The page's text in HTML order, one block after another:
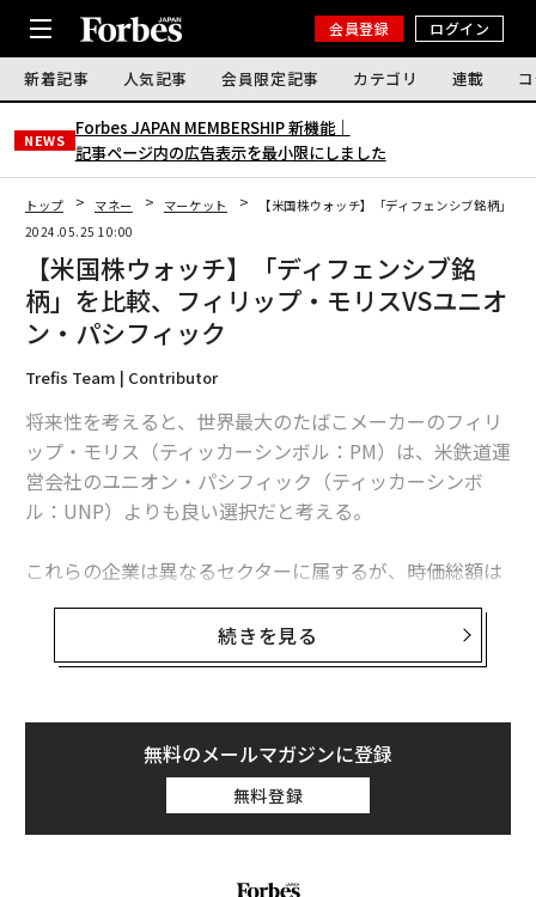
会員登録 ログイン
新着記事 人気記事 会員限定記事 カテゴリ 連載
NEWS
Forbes JAPAN MEMBERSHIP 新機能｜
記事ページ内の広告表示を最小限にしました
トップ マネー マーケット
【米国株ウォッチ】「ディフェンシブ銘柄」
2024.05.25 10:00
【米国株ウォッチ】「ディフェンシブ銘
柄」を比較、フィリップ・モリスVSユニオ
ン・パシフィック
Trefis Team | Contributor
将来性を考えると、世界最大のたばこメーカーのフィリ
ップ・モリス（ティッカーシンボル：PM）は、米鉄道運
営会社のユニオン・パシフィック（ティッカーシンボ
ル：UNP）よりも良い選択だと考える。
これらの企業は異なるセクターに属するが、時価総額は
約1450〜1550億ドル（約23〜24兆円）と類似してい
る。投資の決断は、自身の投資スタイルに合った特定の
範囲内で、最良の銘柄を見つけることに帰結することが
株価売上高倍率を見ると、ユニオン・パシフィックでは
売上高の6.2倍、フィリップ・モリスは4.4倍となってい
る。ユニオン・パシフィックにはより高い倍率が付けら
れているが、これは直近の売上高の成長率と収益性にお
続きを見る
無料のメールマガジンに登録
無料登録